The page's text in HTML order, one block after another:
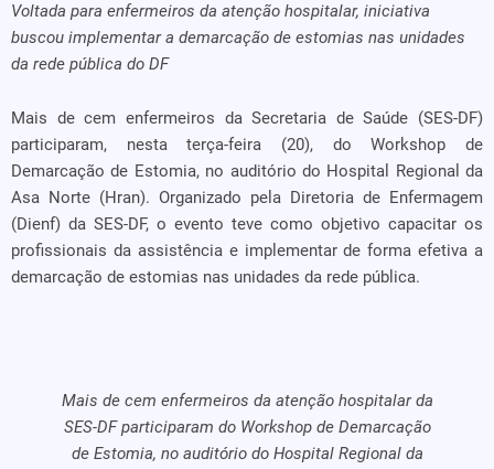
Voltada para enfermeiros da atenção hospitalar, iniciativa
buscou implementar a demarcação de estomias nas unidades
da rede pública do DF
Mais de cem enfermeiros da Secretaria de Saúde (SES-DF)
participaram, nesta terça-feira (20), do Workshop de
Demarcação de Estomia, no auditório do Hospital Regional da
Asa Norte (Hran). Organizado pela Diretoria de Enfermagem
(Dienf) da SES-DF, o evento teve como objetivo capacitar os
profissionais da assistência e implementar de forma efetiva a
demarcação de estomias nas unidades da rede pública.
Mais de cem enfermeiros da atenção hospitalar da
SES-DF participaram do Workshop de Demarcação
de Estomia, no auditório do Hospital Regional da